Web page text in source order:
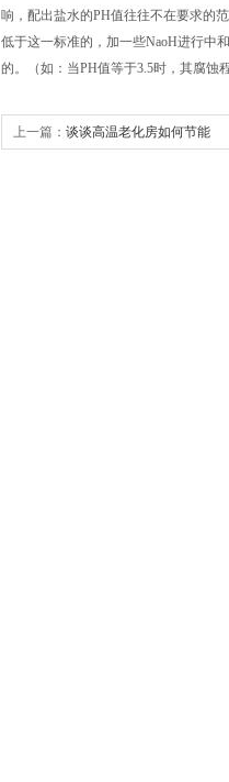
响，配出盐水的PH值往往不在要求的
低于这一标准的，加一些NaoH进行中
的。（如：当PH值等于3.5时，其腐蚀
上一篇： 谈谈高温老化房如何节能